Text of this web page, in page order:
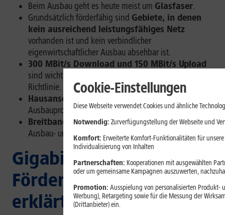
Beim Ausbau geht es heute meist um Glasfaser.
Grundsätzlich förderfähig sind Gebiete, in denen
kein ausreichend leistungsfähiges Netz
vorhanden ist und kein verbindlicher
eigenwirtschaftlicher Ausbau absehbar ist.
300 MBit/s Download und 150 MBit/s Upload
sind wichtige Schwellenwerte in der aktuellen Gigabit-
Richtlinie.
Hausanschluss und Tarif
hängen vom jeweiligen
Ausbauprojekt und den Angebotsbedingungen ab.
Breitbandatlas und Kommunehelfen Dir,
Ausbau- und Versorgungsinformationen einzuordnen.
Gigabit- und Breitband-
Förderung einfach
erklärt
Cookie-Einstellungen
Diese Webseite verwendet Cookies und ähnliche
Notwendig: Zurverfügungstellung der Webseite und
Komfort: Erweiterte Komfort-Funktionalitäten für
Individualisierung von Inhalten
Partnerschaften: Kooperationen mit ausgewählten
oder um gemeinsame Kampagnen auszuwerten,
Promotion: Ausspielung von personalisierten Produkt-
Werbung), Retargeting sowie für die Messung der
(Drittanbieter) ein.